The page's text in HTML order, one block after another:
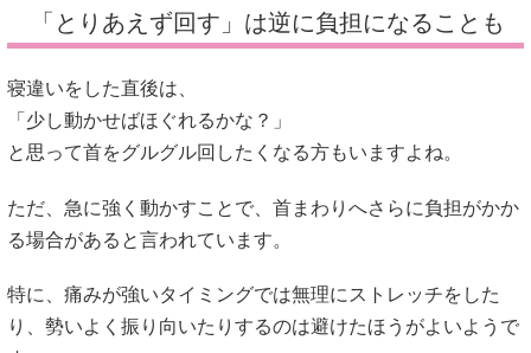
「とりあえず回す」は逆に負担になることも
寝違いをした直後は、
「少し動かせばほぐれるかな？」
と思って首をグルグル回したくなる方もいますよね。
ただ、急に強く動かすことで、首まわりへさらに負担がかか
る場合があると言われています。
特に、痛みが強いタイミングでは無理にストレッチをした
り、勢いよく振り向いたりするのは避けたほうがよいようで